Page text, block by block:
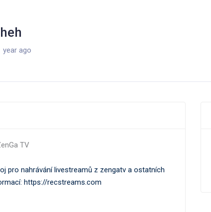
year ago
TV
pro nahrávání livestreamů z zengatv a ostatních
https://recstreams.com